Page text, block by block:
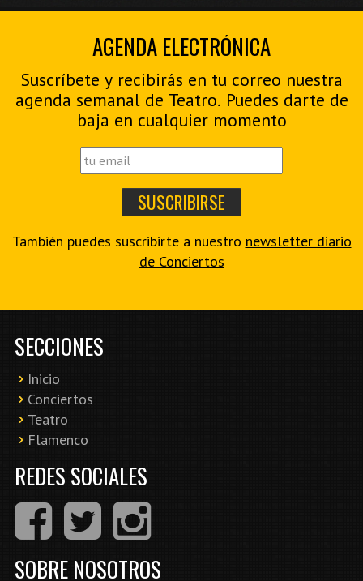
AGENDA ELECTRÓNICA
Suscríbete y recibirás en tu correo nuestra
agenda semanal de Teatro. Puedes darte de
baja en cualquier momento
También puedes suscribirte a nuestro newsletter diario
de Conciertos
SECCIONES
Inicio
Conciertos
Teatro
Flamenco
REDES SOCIALES
SOBRE NOSOTROS